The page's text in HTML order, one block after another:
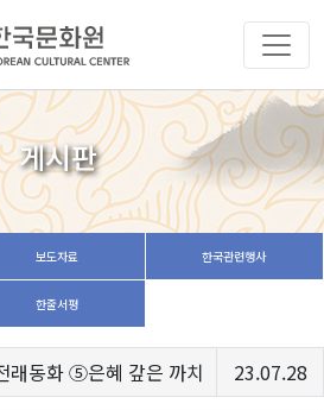
게시판
보도자료 한국관련행사
한줄서평
래동화 ⑤은혜 갚은 까치 23.07.28